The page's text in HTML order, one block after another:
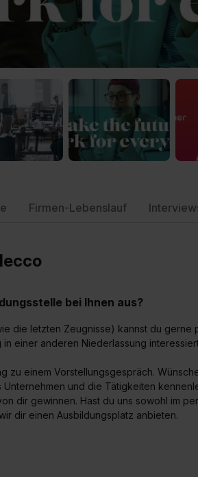
Firmen-Lebenslauf
bei Ihnen aus?
die letzten Zeugnisse) kannst du gerne
einer anderen Niederlassung
zu einem Vorstellungsgespräch.
und die Tätigkeiten
dir gewinnen. Hast du uns sowohl im
dir einen Ausbildungsplatz anbieten.